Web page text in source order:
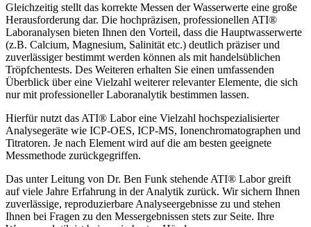
Gleichzeitig stellt das korrekte Messen der Wasserwerte eine große
Herausforderung dar. Die hochpräzisen, professionellen ATI®
Laboranalysen bieten Ihnen den Vorteil, dass die Hauptwasserwerte
(z.B. Calcium, Magnesium, Salinität etc.) deutlich präziser und
zuverlässiger bestimmt werden können als mit handelsüblichen
Tröpfchentests. Des Weiteren erhalten Sie einen umfassenden
Überblick über eine Vielzahl weiterer relevanter Elemente, die sich
nur mit professioneller Laboranalytik bestimmen lassen.
Hierfür nutzt das ATI® Labor eine Vielzahl hochspezialisierter
Analysegeräte wie ICP-OES, ICP-MS, Ionenchromatographen und
Titratoren. Je nach Element wird auf die am besten geeignete
Messmethode zurückgegriffen.
Das unter Leitung von Dr. Ben Funk stehende ATI® Labor greift
auf viele Jahre Erfahrung in der Analytik zurück. Wir sichern Ihnen
zuverlässige, reproduzierbare Analyseergebnisse zu und stehen
Ihnen bei Fragen zu den Messergebnissen stets zur Seite. Ihre